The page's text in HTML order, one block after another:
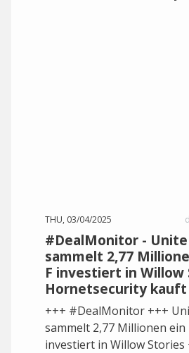
THU, 03/04/2025
#DealMonitor -
sammelt 2,77
F investiert in Willow
Hornetsecurity kauft
+++ #DealMonitor +++
sammelt 2,77 Millionen ein
investiert in Willow Stories